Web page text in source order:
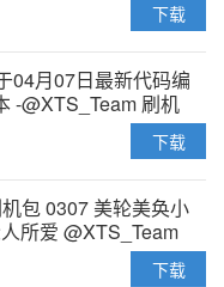
下载
04月07日最新代码编
-@XTS_Team 刷机
下载
包 0307 美轮美奂小
所爱 @XTS_Team
下载